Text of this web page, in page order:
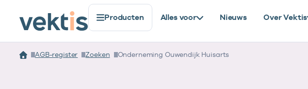
Producten Alles voor Nieuws Over Vektis
AGB-register Zoeken Onderneming Ouwendijk Huisarts